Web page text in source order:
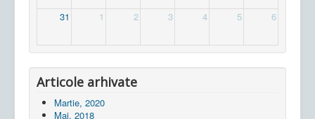
31 1 2 3 4 5 6
Articole arhivate
Martie, 2020
Mai, 2018